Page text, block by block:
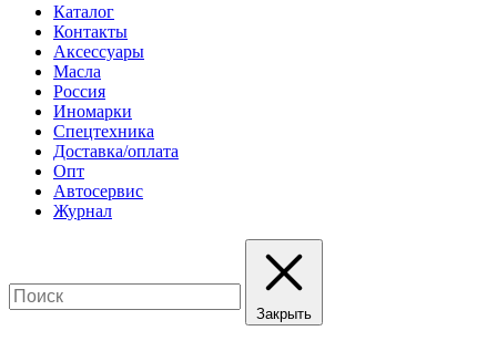
Каталог
Контакты
Аксессуары
Масла
Россия
Иномарки
Спецтехника
Доставка/оплата
Опт
Автосервис
Журнал
Закрыть